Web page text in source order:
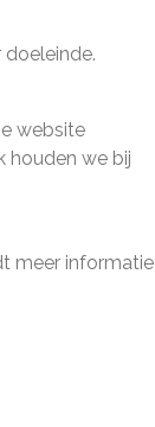
website
houden we bij
meer informatie